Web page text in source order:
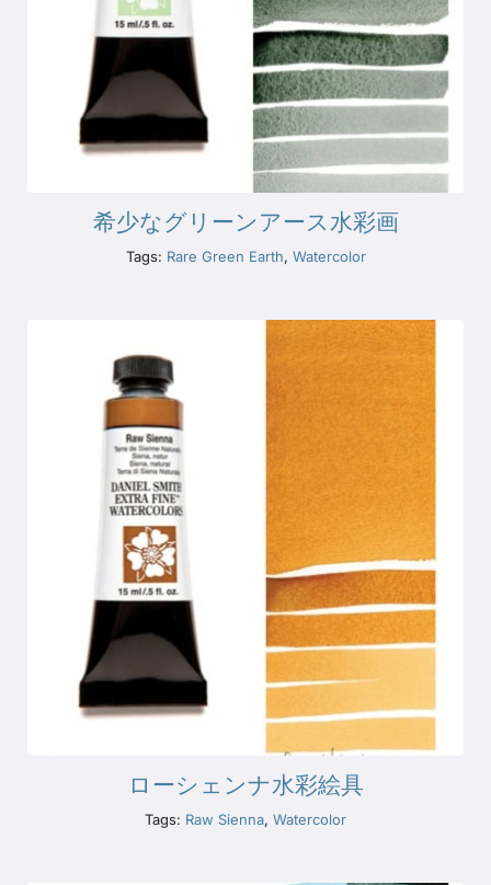
希少なグリーンアース水彩画
Tags: Rare Green Earth, Watercolor
ローシェンナ水彩絵具
Tags: Raw Sienna, Watercolor